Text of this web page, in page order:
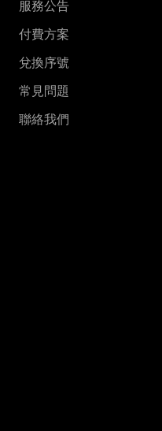
服務公告
付費方案
兌換序號
常見問題
聯絡我們